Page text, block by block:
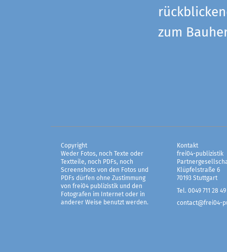
zum
Copyright
Weder Fotos, noch Texte oder
Textteile, noch PDFs, noch
Screenshots von den Fotos und
PDFs dürfen ohne Zustimmung
von frei04 publizistik und den
Fotografen im Internet oder in
anderer Weise benutzt werden.
Kontakt
frei04-publizistik
Klüpfelstraße 6
70193 Stuttgart
Tel. 0049 711 28 49
contact@frei04-